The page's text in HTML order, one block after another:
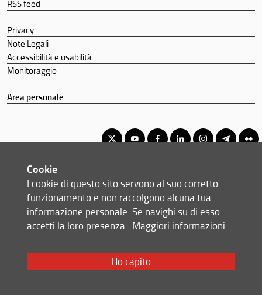
RSS feed
Privacy
Note Legali
Accessibilità e usabilità
Monitoraggio
Area personale
© Copyright 2012-2026 Università degli Studi di Firenze UNIFI
P.IVA/Cod.Fis 01279680480
Via di S. Marta, 3 - 50139 Firenze (FI)
Email:
Cookie
I cookie di questo sito servono al suo corretto
funzionamento e non raccolgono alcuna tua
informazione personale. Se navighi su di esso
accetti la loro presenza. Maggiori informazioni
Ho capito